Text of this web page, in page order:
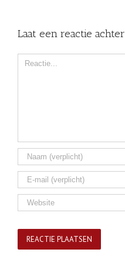
Laat een reactie achter
Comment